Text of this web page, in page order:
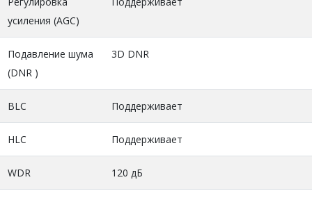
усиления (AGC)
Подавление шума
(DNR )
3D DNR
BLC Поддерживает
HLC Поддерживает
WDR 120 дБ